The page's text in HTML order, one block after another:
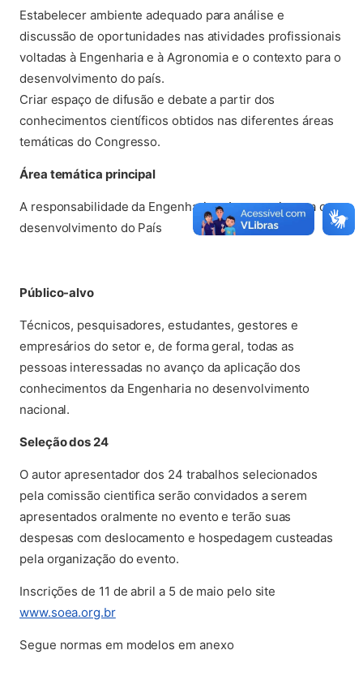
Estabelecer ambiente adequado para análise e
discussão de oportunidades nas atividades profissionais
voltadas à Engenharia e à Agronomia e o contexto para o
desenvolvimento do país.
Criar espaço de difusão e debate a partir dos
conhecimentos científicos obtidos nas diferentes áreas
temáticas do Congresso.
Área temática principal
A responsabilidade da Engenharia e Agronomia para o
desenvolvimento do País
Público-alvo
Técnicos, pesquisadores, estudantes, gestores e
empresários do setor e, de forma geral, todas as
pessoas interessadas no avanço da aplicação dos
conhecimentos da Engenharia no desenvolvimento
nacional.
Seleção dos 24
O autor apresentador dos 24 trabalhos selecionados
pela comissão cientifica serão convidados a serem
apresentados oralmente no evento eterão suas
despesas com deslocamento e hospedagem custeadas
pela organização do evento.
Inscrições de 11 de abril a 5 de maio pelo site
www.soea.org.br(abre em nova aba)
Segue normas em modelos em anexo